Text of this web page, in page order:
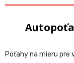
Poťahy na mieru pre